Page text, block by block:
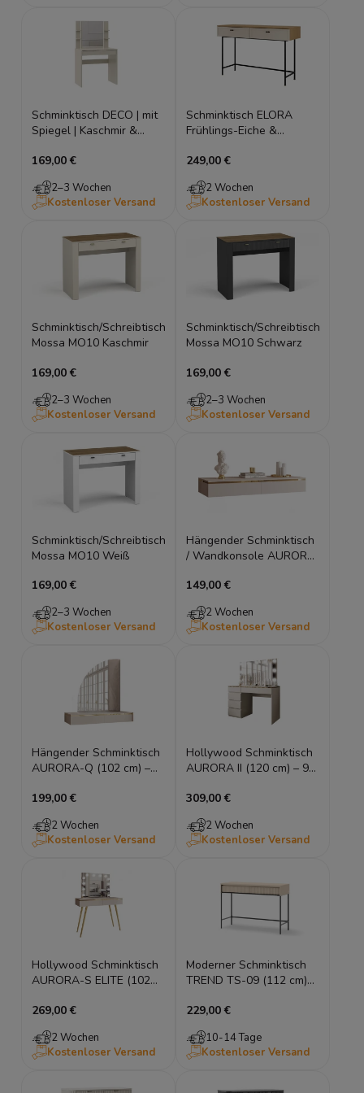
Schminktisch DECO | mit
Spiegel | Kaschmir &
169,00 €
2–3 Wochen
Kostenloser Versand
Schminktisch ELORA
Frühlings-Eiche &
Frisiertisch
249,00 €
2 Wochen
Kostenloser Versand
Schminktisch/Schreibtisch
Mossa MO10 Kaschmir
169,00 €
2–3 Wochen
Kostenloser Versand
Schminktisch/Schreibtisch
Mossa MO10 Schwarz
169,00 €
2–3 Wochen
Kostenloser Versand
Schminktisch/Schreibtisch
Mossa MO10 Weiß
169,00 €
2–3 Wochen
Kostenloser Versand
Hängender Schminktisch
/ Wandkonsole AURORA
Weiß
149,00 €
2 Wochen
Kostenloser Versand
Hängender Schminktisch
AURORA-Q (102 cm) –
(Kaschmir/Weiß)
199,00 €
2 Wochen
Kostenloser Versand
Hollywood Schminktisch
AURORA II (120 cm) – 9
Weiß)
309,00 €
2 Wochen
Kostenloser Versand
Hollywood Schminktisch
AURORA-S ELITE (102
Gold-Beine
269,00 €
2 Wochen
Kostenloser Versand
Moderner Schminktisch
TREND TS-09 (112 cm)
Sandbeige
229,00 €
10-14 Tage
Kostenloser Versand